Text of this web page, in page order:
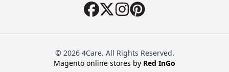
© 2026 4Care. All Rights Reserved.
Magento online stores by Red InGo